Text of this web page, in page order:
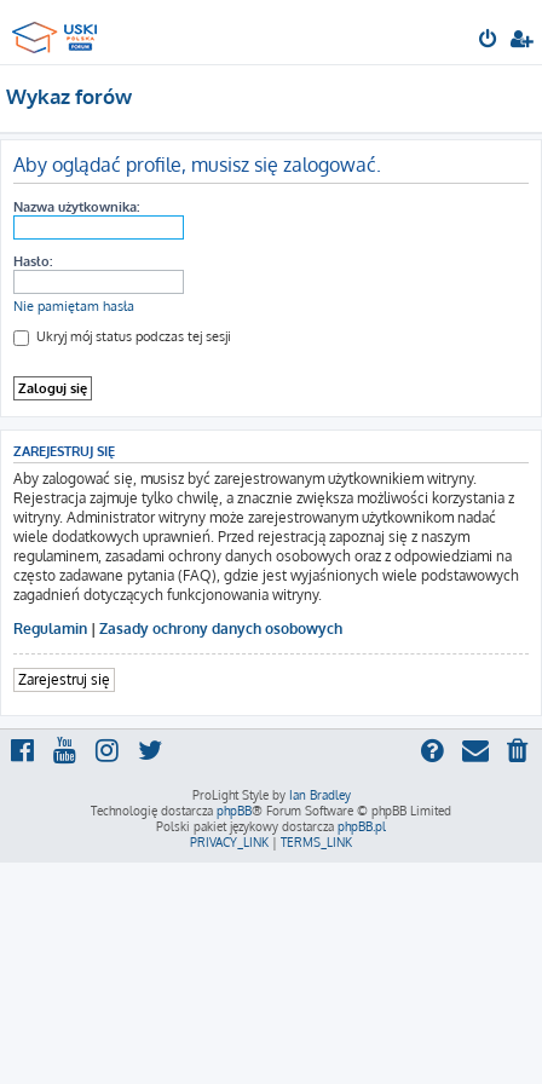
Wykaz forów
Aby oglądać profile, musisz się zalogować.
Nazwa użytkownika:
Hasło:
Nie pamiętam hasła
Ukryj mój status podczas tej sesji
ZAREJESTRUJ SIĘ
Aby zalogować się, musisz być zarejestrowanym użytkownikiem witryny.
Rejestracja zajmuje tylko chwilę, a znacznie zwiększa możliwości korzystania z
witryny. Administrator witryny może zarejestrowanym użytkownikom nadać
wiele dodatkowych uprawnień. Przed rejestracją zapoznaj się z naszym
regulaminem, zasadami ochrony danych osobowych oraz z odpowiedziami na
często zadawane pytania (FAQ), gdzie jest wyjaśnionych wiele podstawowych
zagadnień dotyczących funkcjonowania witryny.
Regulamin | Zasady ochrony danych osobowych
Zarejestruj się
ProLight Style by Ian Bradley
Technologię dostarcza phpBB® Forum Software © phpBB Limited
Polski pakiet językowy dostarcza phpBB.pl
PRIVACY_LINK | TERMS_LINK